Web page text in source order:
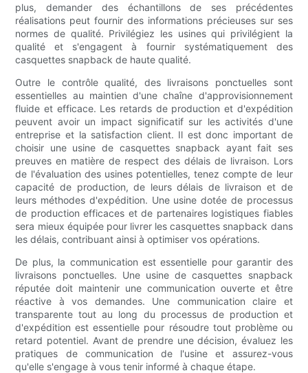
plus, demander des échantillons de ses précédentes
réalisations peut fournir des informations précieuses sur ses
normes de qualité. Privilégiez les usines qui privilégient la
qualité et s'engagent à fournir systématiquement des
casquettes snapback de haute qualité.
Outre le contrôle qualité, des livraisons ponctuelles sont
essentielles au maintien d'une chaîne d'approvisionnement
fluide et efficace. Les retards de production et d'expédition
peuvent avoir un impact significatif sur les activités d'une
entreprise et la satisfaction client. Il est donc important de
choisir une usine de casquettes snapback ayant fait ses
preuves en matière de respect des délais de livraison. Lors
de l'évaluation des usines potentielles, tenez compte de leur
capacité de production, de leurs délais de livraison et de
leurs méthodes d'expédition. Une usine dotée de processus
de production efficaces et de partenaires logistiques fiables
sera mieux équipée pour livrer les casquettes snapback dans
les délais, contribuant ainsi à optimiser vos opérations.
De plus, la communication est essentielle pour garantir des
livraisons ponctuelles. Une usine de casquettes snapback
réputée doit maintenir une communication ouverte et être
réactive à vos demandes. Une communication claire et
transparente tout au long du processus de production et
d'expédition est essentielle pour résoudre tout problème ou
retard potentiel. Avant de prendre une décision, évaluez les
pratiques de communication de l'usine et assurez-vous
qu'elle s'engage à vous tenir informé à chaque étape.